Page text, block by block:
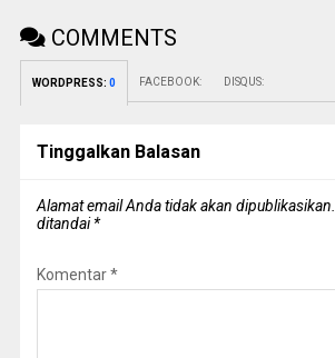
COMMENTS
WORDPRESS: 0 FACEBOOK: DISQUS:
Tinggalkan Balasan
Alamat email Anda tidak akan dipublikasikan.
ditandai*
Komentar*